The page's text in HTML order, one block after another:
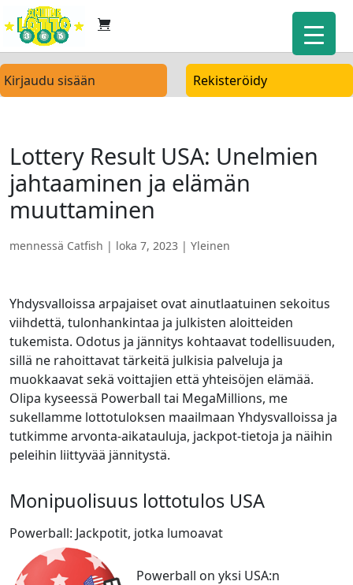
Kirjaudu sisään Rekisteröidy
Lottery Result USA: Unelmien
jahtaaminen ja elämän
muuttaminen
mennessä Catfish | loka 7, 2023 | Yleinen
Yhdysvalloissa arpajaiset ovat ainutlaatuinen sekoitus
viihdettä, tulonhankintaa ja julkisten aloitteiden
tukemista. Odotus ja jännitys kohtaavat todellisuuden,
sillä ne rahoittavat tärkeitä julkisia palveluja ja
muokkaavat sekä voittajien että yhteisöjen elämää.
Olipa kyseessä Powerball tai MegaMillions, me
sukellamme lottotuloksen maailmaan Yhdysvalloissa ja
tutkimme arvonta-aikatauluja, jackpot-tietoja ja näihin
peleihin liittyvää jännitystä.
Monipuolisuus lottotulos USA
Powerball: Jackpotit, jotka lumoavat
Powerball on yksi USA:n